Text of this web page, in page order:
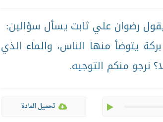
رضوان علي ثابت يسأل سؤالين:
يتوضأ منها الناس، والماء الذي
نرجو منكم التوجيه.
تحميل المادة